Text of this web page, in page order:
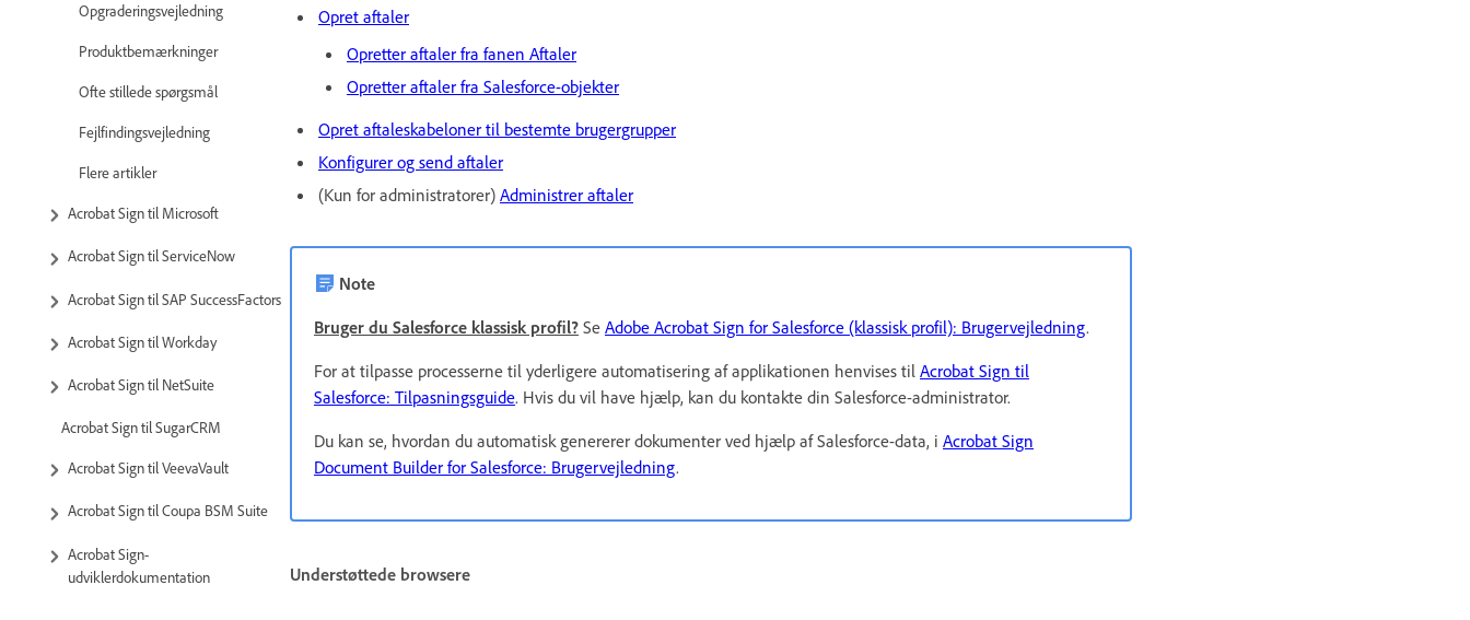
Opgraderingsvejledning
Produktbemærkninger
Ofte stillede spørgsmål
Fejlfindingsvejledning
Flere artikler
Acrobat Sign til Microsoft
Acrobat Sign til ServiceNow
Acrobat Sign til SAP SuccessFactors
Acrobat Sign til Workday
Acrobat Sign til NetSuite
Acrobat Sign til SugarCRM
Acrobat Sign til VeevaVault
Acrobat Sign til Coupa BSM Suite
Acrobat Sign-
udviklerdokumentation
Opret aftaler
Opretter aftaler fra fanen Aftaler
Opretter aftaler fra Salesforce-objekter
Opret aftaleskabeloner til bestemte brugergrupper
Konfigurer og send aftaler
(Kun for administratorer) Administrer aftaler
Note
Bruger du Salesforce klassisk profil? Se Adobe Acrobat Sign for Salesforce (klassisk profil): Brugervejledning.
For at tilpasse processerne til yderligere automatisering af applikationen henvises til Acrobat Sign til
Salesforce: Tilpasningsguide. Hvis du vil have hjælp, kan du kontakte din Salesforce-administrator.
Du kan se, hvordan du automatisk genererer dokumenter ved hjælp af Salesforce-data, i Acrobat Sign
Document Builder for Salesforce: Brugervejledning.
Understøttede browsere